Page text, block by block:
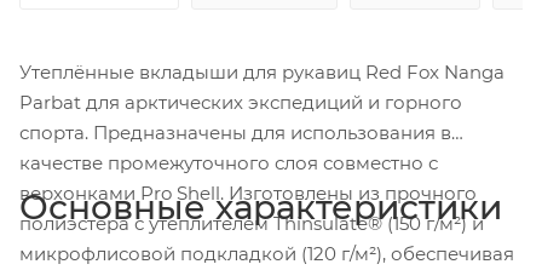
Утеплённые вкладыши для рукавиц Red Fox Nanga
Parbat для арктических экспедиций и горного
спорта. Предназначены для использования в
качестве промежуточного слоя совместно с
верхонками Pro Shell. Изготовлены из прочного
полиэстера с утеплителем Thinsulate® (150 г/м²) и
микрофлисовой подкладкой (120 г/м²), обеспечивая
Основные характеристики